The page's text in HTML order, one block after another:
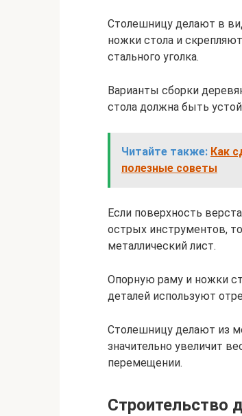
Столешницу делают в
ножки стола и
стального уголка.
Варианты сборки
стола должна быть
Читайте также: Как
полезные советы
Если поверхность
острых инструментов,
металлический лист.
Опорную раму и ножки
деталей используют
Столешницу делают из
значительно увеличит
перемещении.
Строительство